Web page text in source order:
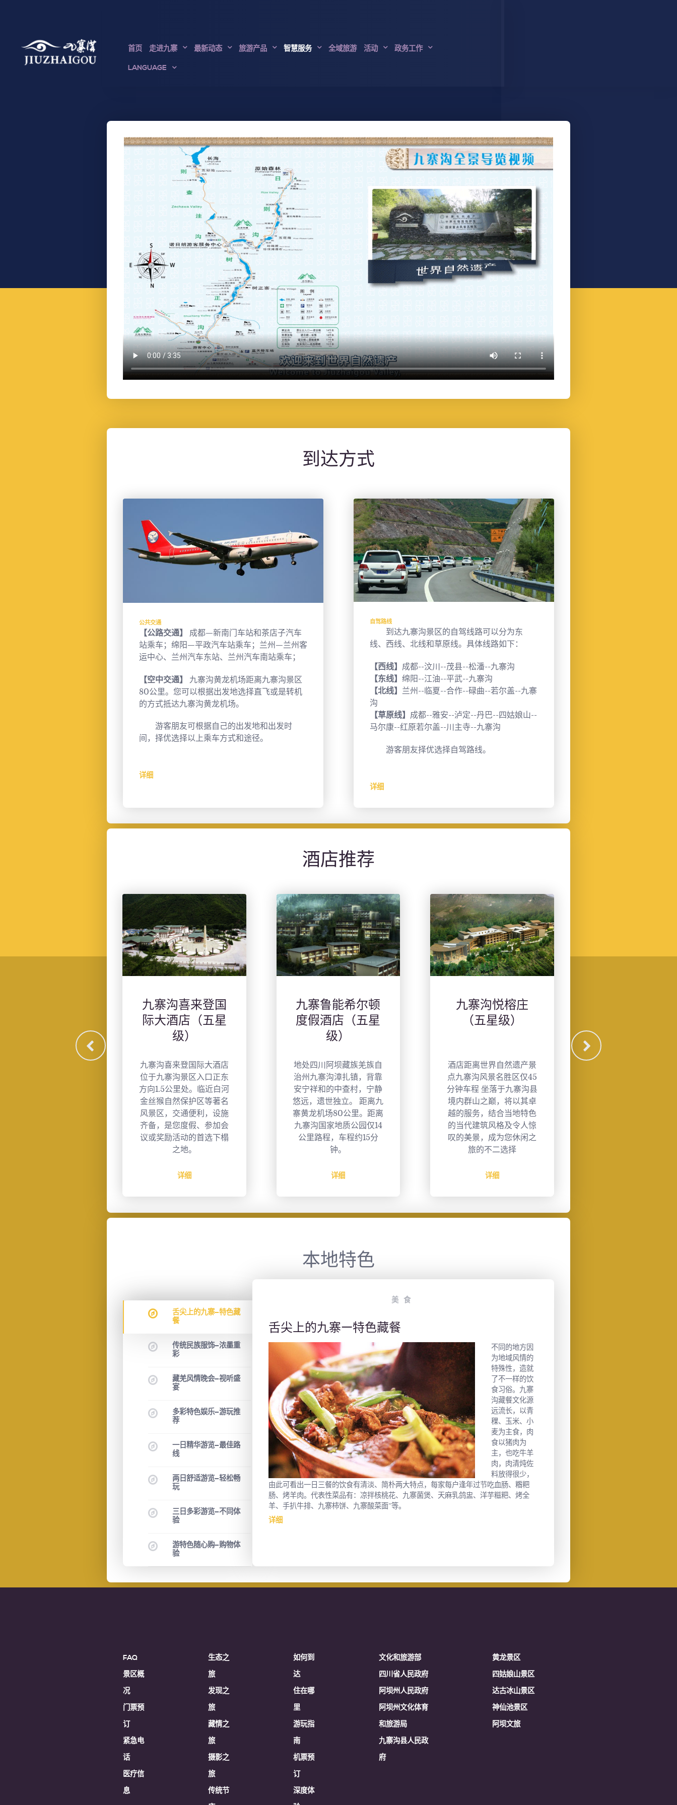
首页 走进九寨 最新动态 旅游产品 智慧服务 全域旅游 活动 政务工作
LANGUAGE
到达方式
公共交通
【公路交通】
成都—新南门车站和茶店子汽车
站乘车；绵阳—平政汽车站乘车；兰州—兰州客
运中心、兰州汽车东站、兰州汽车南站乘车；
【空中交通】
九寨沟黄龙机场距离九寨沟景区
80公里。您可以根据出发地选择直飞或是转机
的方式抵达九寨沟黄龙机场。
游客朋友可根据自己的出发地和出发时
间，择优选择以上乘车方式和途径。
详细
自驾路线
到达九寨沟景区的自驾线路可以分为东
线、西线、北线和草原线。具体线路如下：
【西线】 成都--汶川--茂县--松潘--九寨沟
【东线】 绵阳--江油--平武--九寨沟
【北线】 兰州--临夏--合作--碌曲--若尔盖--九寨
沟
【草原线】 成都--雅安--泸定--丹巴--四姑娘山--
马尔康--红原若尔盖--川主寺--九寨沟
游客朋友择优选择自驾路线。
详细
酒店推荐
九寨鲁能希尔顿
度假酒店（五星
级）
地处四川阿坝藏族羌族自
治州九寨沟漳扎镇，背靠
安宁祥和的中查村，宁静
悠远，遗世独立。 距离九
寨黄龙机场80公里。距离
九寨沟国家地质公园仅14
公里路程，车程约15分
钟。
详细
九寨沟悦榕庄
（五星级）
酒店距离世界自然遗产景
点九寨沟风景名胜区仅45
分钟车程 坐落于九寨沟县
境内群山之巅，将以其卓
越的服务，结合当地特色
的当代建筑风格及令人惊
叹的美景，成为您休闲之
旅的不二选择
详细
九寨沟丽思卡尔
顿（五星级）
丽思卡尔顿酒店集团总部
位于美国马里兰州切维蔡
斯，在全球运营超过90家
酒店及度假村，遍布美
洲、欧洲、亚洲、中东、
非洲及加勒比海地区，在
世界各地开发兴建40多个
酒店及住宅项目。
详细
本地特色
舌尖上的九寨—特色藏
餐
传统民族服饰—浓墨重
彩
藏羌风情晚会—视听盛
宴
多彩特色娱乐—游玩推
荐
一日精华游览—最佳路
线
两日舒适游览—轻松畅
玩
三日多彩游览—不同体
验
游特色随心购—购物体
验
美食
舌尖上的九寨—特色藏餐
不同的地方因
为地域风情的
特殊性，造就
了不一样的饮
食习俗。九寨
沟藏餐文化源
远流长，以青
稞、玉米、小
麦为主食，肉
食以猪肉为
主，也吃牛羊
肉，肉清炖佐
料放得很少，
由此可看出一日三餐的饮食有清淡、简朴两大特点，每家每户逢年过节吃血肠、糌粑
肠、烤羊肉。代表性菜品有：凉拌核桃花、九寨菌煲、天麻乳鸽盅、洋芋糍粑、烤全
羊、手扒牛排、九寨柿饼、九寨酸菜面”等。
详细
FAQ
景区概
况
门票预
订
紧急电
话
医疗信
息
生态之
旅
发现之
旅
藏情之
旅
摄影之
旅
传统节
如何到
达
住在哪
里
游玩指
南
机票预
订
深度体
文化和旅游部
四川省人民政府
阿坝州人民政府
阿坝州文化体育
和旅游局
九寨沟县人民政
府
黄龙景区
四姑娘山景区
达古冰山景区
神仙池景区
阿坝文旅